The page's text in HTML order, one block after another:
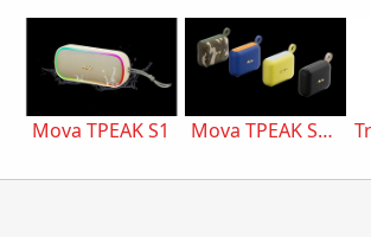
Mova TPEAK S1 Mova TPEAK S1 Mini